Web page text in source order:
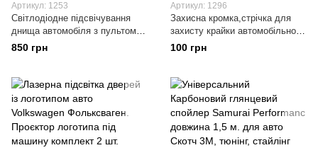
Артикул: 1253
Світлодіодне підсвічування
днища автомобіля з пультом
управління на 4 смуги (2 по
120см.; 2 по 90см.; + пульт)
850 грн
Артикул: 1296
Захисна кромка,стрічка для
захисту крайки автомобільної
двері від відколів і подряпин
довжина 5 метрів
100 грн